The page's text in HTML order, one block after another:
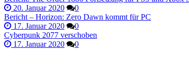
20. Januar 2020
0
Bericht – Horizon: Zero Dawn kommt für PC
17. Januar 2020
0
Cyberpunk 2077 verschoben
17. Januar 2020
0